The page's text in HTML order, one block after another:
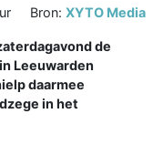
Bron: XYTO Media
de
Leeuwarden
daarmee
in het